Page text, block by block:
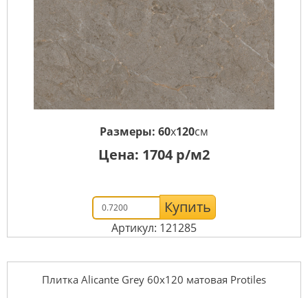
Размеры: 60x120см
Цена: 1704 р/м2
Купить
Артикул: 121285
Плитка Alicante Grey 60х120 матовая Protiles